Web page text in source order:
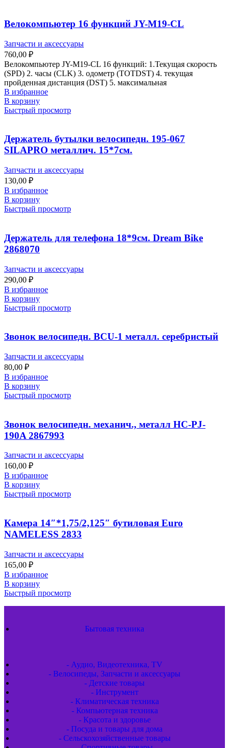
Велокомпьютер 16 функций JY-M19-CL
Запчасти и аксессуары
760,00 ₽
Велокомпьютер JY-M19-CL 16 функций: 1.Текущая скорость
(SPD) 2. часы (CLK) 3. одометр (TOTDST) 4. текущая
пройденная дистанция (DST) 5. максимальная
В избранное
В корзину
Быстрый просмотр
Держатель бутылки велосипедн. 195-067
SILAPRO металлич. 15*7см.
Запчасти и аксессуары
130,00 ₽
В избранное
В корзину
Быстрый просмотр
Держатель для телефона 18*9см. Dream Bike
2868070
Запчасти и аксессуары
290,00 ₽
В избранное
В корзину
Быстрый просмотр
Звонок велосипедн. BCU-1 металл. серебристый
Запчасти и аксессуары
80,00 ₽
В избранное
В корзину
Быстрый просмотр
Звонок велосипедн. механич., металл HC-PJ-
190A 2867993
Запчасти и аксессуары
160,00 ₽
В избранное
В корзину
Быстрый просмотр
Камера 14″*1,75/2,125″ бутиловая Euro
NAMELESS 2833
Запчасти и аксессуары
165,00 ₽
В избранное
В корзину
Быстрый просмотр
Бытовая техника
- Аудио, Видеотехника, TV
- Велосипеды, Запчасти и аксессуары
- Детские товары
- Инструмент
- Климатическая техника
- Компьютерная техника
- Красота и здоровье
- Посуда и товары для дома
- Сельскохозяйственные товары